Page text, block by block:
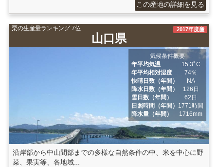
この産地の詳細を見る
栗の生産量ランキング 7位
山口県
2017年度産
気候条件概要
年平均気温
15.3ﾟC
年平均相対湿度
74％
快晴日数（年間）
NA
降水日数（年間）
126日
雪日数（年間）
62日
日照時間（年間） 1771時間
降水量（年間）
1716mm
沿岸部から中山間部までの多様な自然条件の中、米を中心に野
菜、果実等、各地域...